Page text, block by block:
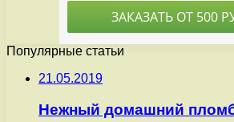
Популярные статьи
21.05.2019
Нежный домашний